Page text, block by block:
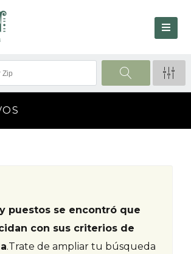
puestos se encontró que
con sus criterios de
.Trate de ampliar tu búsqueda